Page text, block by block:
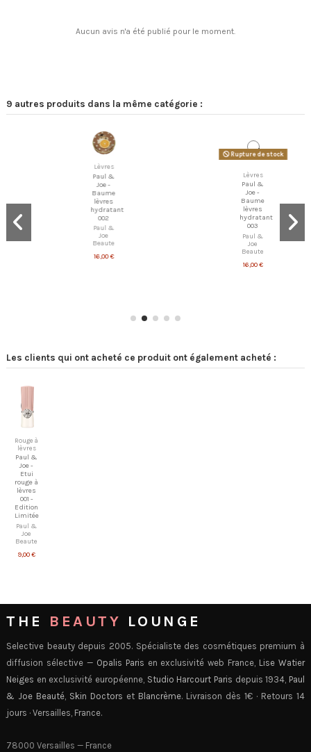
Aucun avis n'a été publié pour le moment.
9 autres produits dans la même catégorie :
Paul &
Beaute
Les clients qui ont acheté ce produit ont également acheté :
Rouge à
lèvres
Paul &
Joe -
Etui
rouge à
lèvres
001 -
Edition
Limitée
Paul &
Joe
Beaute
9,00 €
THE BEAUTY LOUNGE
Selective beauty depuis 2005. Spécialiste des cosmétiques premium à
diffusion sélective — Opalis Paris en exclusivité web France, Lise Watier
Neiges en exclusivité européenne, Studio Harcourt Paris depuis 1934, Paul
& Joe Beauté, Skin Doctors et Blancrème. Livraison dès 1€ · Retours 14
jours · Versailles, France.
78000 Versailles — France